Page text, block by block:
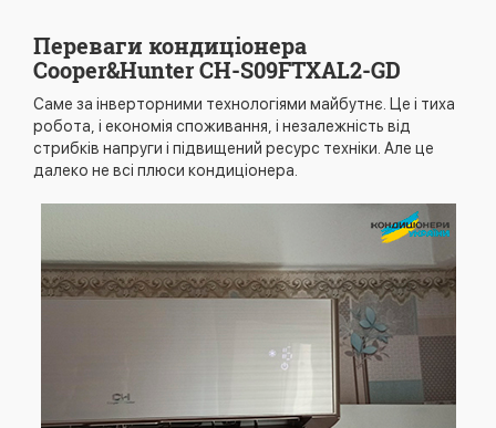
Переваги кондиціонера
Cooper&Hunter CH-S09FTXAL2-GD
Саме за інверторними технологіями майбутнє. Це і тиха
робота, і економія споживання, і незалежність від
стрибків напруги і підвищений ресурс техніки. Але це
далеко не всі плюси кондиціонера.